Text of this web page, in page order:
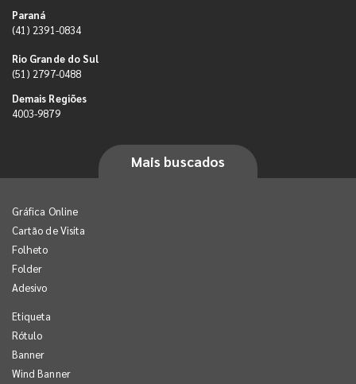
Paraná
(41) 2391-0834
Rio Grande do Sul
(51) 2797-0488
Demais Regiões
4003-9879
Mais buscados
Gráfica Online
Cartão de Visita
Folheto
Folder
Adesivo
Etiqueta
Rótulo
Banner
Wind Banner